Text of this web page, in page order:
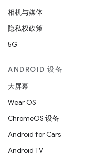
相机与媒体
隐私权政策
5G
ANDROID 设备
大屏幕
Wear OS
ChromeOS 设备
Android for Cars
Android TV